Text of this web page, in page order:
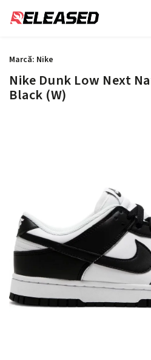
Nike Dunk Low Next
Black (W)
Marcă: Nike